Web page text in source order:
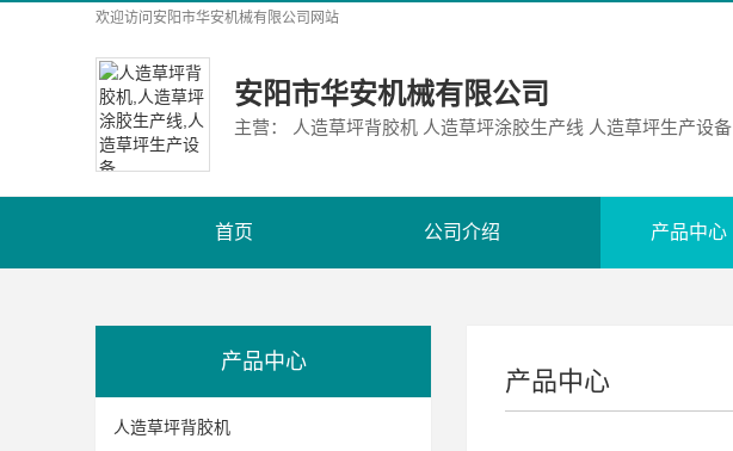
欢迎访问 安阳市华安机械有限公司 网站
安阳市华安机械有限公司
主营： 人造草坪背胶机 人造草坪涂胶生产线 人造草坪生产设备
首页 公司介绍 产品中心
产品中心
人造草坪背胶机
产品中心